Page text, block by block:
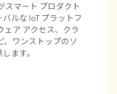
スマート プロダクト
ルな IoT プラットフ
ェア アクセス、クラ
、ワンストップのソ
ます。